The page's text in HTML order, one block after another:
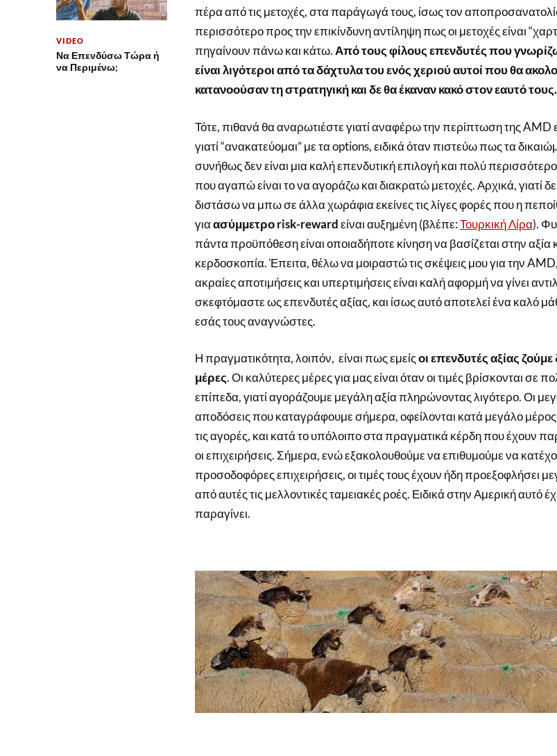
VIDEO
Να Επενδύσω Τώρα ή
να Περιμένω;
πέρα από τις μετοχές, στα παράγωγά τους, ίσως τον
περισσότερο προς την επικίνδυνη αντίληψη πως οι μετοχές είναι
πηγαίνουν πάνω και κάτω. Από τους φίλους επενδυτές που
είναι λιγότεροι από τα δάχτυλα του ενός χεριού αυτοί που θα
κατανοούσαν τη στρατηγική και δε θα έκαναν κακό στον εαυτό τους.
Τότε, πιθανά θα αναρωτιέστε γιατί αναφέρω την περίπτωση της AMD
γιατί “ανακατεύομαι” με τα options, ειδικά όταν πιστεύω πως τα
συνήθως δεν είναι μια καλή επενδυτική επιλογή και πολύ
που αγαπώ είναι το να αγοράζω και διακρατώ μετοχές. Αρχικά, γιατί
διστάσω να μπω σε άλλα χωράφια εκείνες τις λίγες φορές που η
γιαασύμμετρο risk-rewardείναι αυξημένη (βλέπε:Τουρκική Λίρα).
πάντα προϋπόθεση είναι οποιαδήποτε κίνηση να βασίζεται στην αξία
κερδοσκοπία. Έπειτα, θέλω να μοιραστώ τις σκέψεις μου για την AMD,
ακραίες αποτιμήσεις και υπερτιμήσεις είναι καλή αφορμή να γίνει
σκεφτόμαστε ως επενδυτές αξίας, και ίσως αυτό αποτελεί ένα καλό
εσάς τους αναγνώστες.
Η πραγματικότητα, λοιπόν, είναι πως εμείςοι επενδυτές αξίας
μέρες. Οι καλύτερες μέρες για μας είναι όταν οι τιμές βρίσκονται σε
επίπεδα, γιατί αγοράζουμε μεγάλη αξία πληρώνοντας λιγότερο. Οι
αποδόσεις που καταγράφουμε σήμερα, οφείλονται κατά μεγάλο
τις αγορές, και κατά το υπόλοιπο στα πραγματικά κέρδη που έχουν
οι επιχειρήσεις. Σήμερα, ενώ εξακολουθούμε να επιθυμούμε να
προσοδοφόρες επιχειρήσεις, οι τιμές τους έχουν ήδη προεξοφλήσει
από αυτές τις μελλοντικές ταμειακές ροές. Ειδικά στην Αμερική αυτό
παραγίνει.